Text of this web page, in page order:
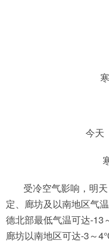
今天
受冷空气影响，明
定、廊坊及以南地区气
德北部最低气温可达-13
廊坊以南地区可达-3～